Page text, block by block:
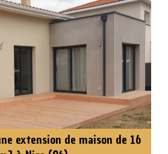
extension de maison de 16